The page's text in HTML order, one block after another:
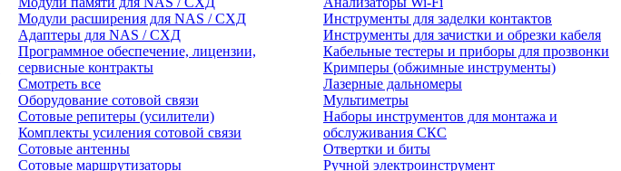
Модули расширения для NAS / СХД
Адаптеры для NAS / СХД
Программное обеспечение, лицензии,
сервисные контракты
Смотреть все
Оборудование сотовой связи
Сотовые репитеры (усилители)
Комплекты усиления сотовой связи
Сотовые антенны
Сотовые маршрутизаторы
Инструменты для заделки контактов
Инструменты для зачистки и обрезки кабеля
Кабельные тестеры и приборы для прозвонки
Кримперы (обжимные инструменты)
Лазерные дальномеры
Мультиметры
Наборы инструментов для монтажа и
обслуживания СКС
Отвертки и биты
Ручной электроинструмент